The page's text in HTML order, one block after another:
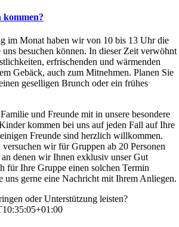
kommen?
im Monat haben wir von 10 bis 13 Uhr die
besuchen können. In dieser Zeit verwöhnt
erfrischenden und wärmenden
Gebäck, auch zum Mitnehmen. Planen Sie
geselligen Brunch oder ein frühes
und Freunde mit in unsere besondere
kommen bei uns auf jeden Fall auf Ihre
Freunde sind herzlich willkommen.
wir für Gruppen ab 20 Personen
denen wir Ihnen exklusiv unser Gut
für Ihre Gruppe einen solchen Termin
uns gerne eine Nachricht mit Ihrem Anliegen.
oder Unterstützung leisten?